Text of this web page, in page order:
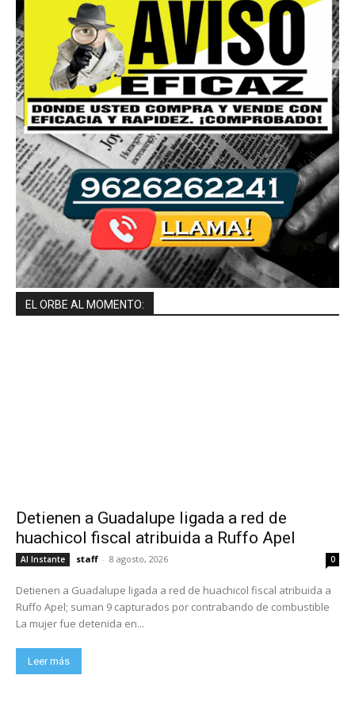
EL ORBE AL MOMENTO:
Detienen a Guadalupe ligada a red de
huachicol fiscal atribuida a Ruffo Apel
Al Instante staff - 8 agosto, 2026 0
Detienen a Guadalupe ligada a red de huachicol fiscal atribuida a
Ruffo Apel; suman 9 capturados por contrabando de combustible
La mujer fue detenida en...
Leer más